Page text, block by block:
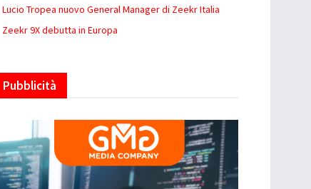
Lucio Tropea nuovo General Manager di Zeekr Italia
Zeekr 9X debutta in Europa
Pubblicità